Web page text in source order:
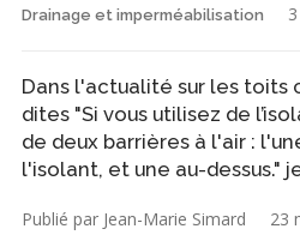
Drainage et imperméabilisation
Dans l'actualité sur les toits
dites "Si vous utilisez de
de deux barrières à l'air :
l'isolant, et une au-dessus."
Publié par Jean-Marie Simard 23